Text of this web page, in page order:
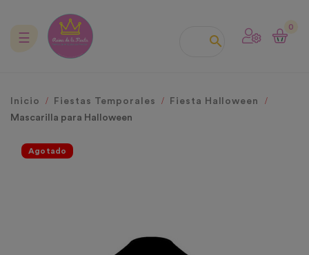

0
Navegación
☰
Inicio Fiestas Temporales
Fiesta Halloween
Mascarilla para Halloween
Agotado